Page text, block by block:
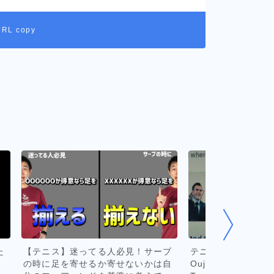
copy
【テニス】迷ってる人必見！サーブ
の時に足を寄せるか寄せないかは自
テニスの王子様
Ouji-sama 2020 -